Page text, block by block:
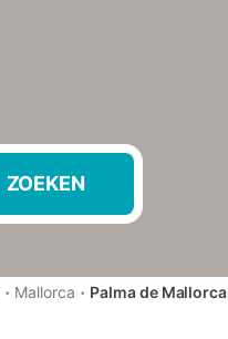
ZOEKEN
· Mallorca · Palma de Mallorca